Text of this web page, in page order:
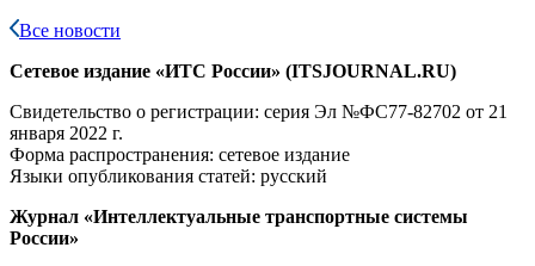
Все новости
Сетевое издание «ИТС России» (ITSJOURNAL.RU)
Свидетельство о регистрации: серия Эл №ФС77-82702 от 21
января 2022 г.
Форма распространения: сетевое издание
Языки опубликования статей: русский
Журнал «Интеллектуальные транспортные системы
России»